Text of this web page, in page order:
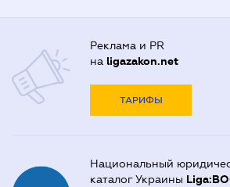
Реклама и PR
на ligazakon.net
ТАРИФЫ
Национальный
каталог Украины